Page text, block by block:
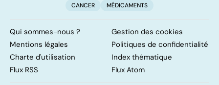
CANCER
MÉDICAMENTS
Qui sommes-nous ?
Gestion des cookies
Mentions légales
Politiques de confidentialité
Charte d'utilisation
Index thématique
Flux RSS
Flux Atom